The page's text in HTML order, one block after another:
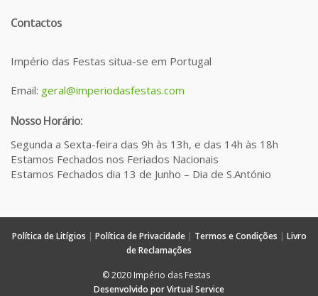
Contactos
Império das Festas situa-se em Portugal
Email: geral@imperiodasfestas.com
Nosso Horário:
Segunda a Sexta-feira das 9h às 13h, e das 14h às 18h
Estamos Fechados nos Feriados Nacionais
Estamos Fechados dia 13 de Junho – Dia de S.António
Política de Litígios | Política de Privacidade| Termos e Condições | Livro
de Reclamações
© 2020 Império das Festas
Desenvolvido por Virtual Service